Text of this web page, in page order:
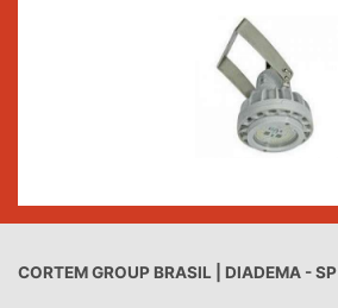
CORTEM GROUP BRASIL | DIADEMA - SP